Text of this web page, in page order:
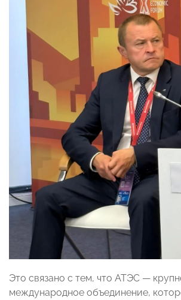
Это связано с тем, что АТЭС —
международное объединение,